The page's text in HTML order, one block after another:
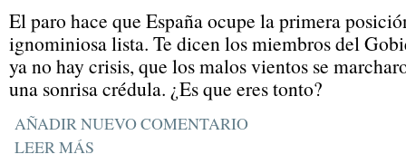
El paro hace que España ocupe la primera
ignominiosa lista. Te dicen los miembros del
ya no hay crisis, que los malos vientos se
una sonrisa crédula. ¿Es que eres tonto?
AÑADIR NUEVO COMENTARIO
LEER MÁS